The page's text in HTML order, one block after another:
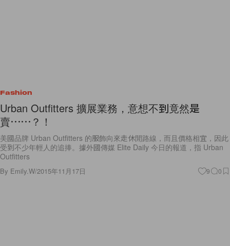
Fashion
Urban Outfitters 擴展業務，意想不到竟然是
賣⋯⋯？！
美國品牌 Urban Outfitters 的服飾向來走休閒路線，而且價格相宜，因此
受到不少年輕人的追捧。據外國傳媒 Elite Daily 今日的報道，指 Urban
Outfitters
By Emily.W/2015年11月17日 9 0